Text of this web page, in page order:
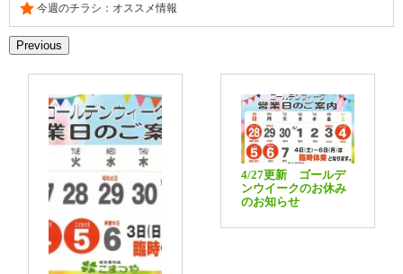
今週のチラシ：オススメ情報
Previous
4/27更新 ゴールデ
ンウイークのお休み
のお知らせ